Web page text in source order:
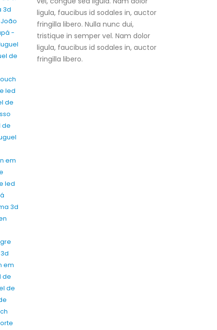
3d
-
de
led
de
de
em
led
3d
em
de
de
ligula, faucibus id sodales in, auctor
fringilla libero. Nulla nunc dui,
tristique in semper vel. Nam dolor
ligula, faucibus id sodales in, auctor
fringilla libero.